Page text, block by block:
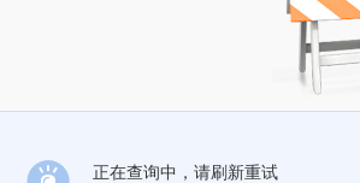
正在查询中，请刷新重试